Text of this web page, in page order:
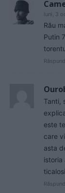
luni, 3
Rău
Putin
Tanti,
este
care
asta
istoria